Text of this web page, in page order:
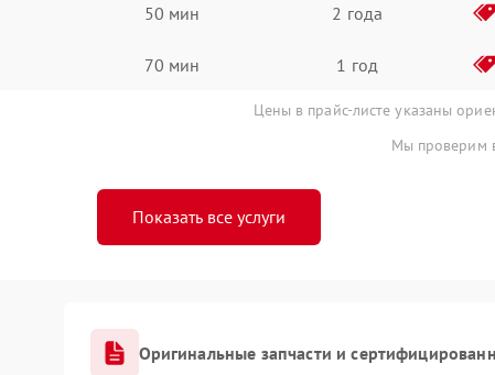
50 мин 2 года
70 мин 1 год
Цены в прайс-листе указаны
Мы проверим
Показать все услуги
Оригинальные запчасти и